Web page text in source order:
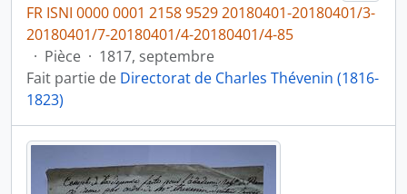
FR ISNI 0000 0001 2158 9529 20180401-20180401/3-
20180401/7-20180401/4-20180401/4-85
· Pièce · 1817, septembre
Fait partie de Directorat de Charles Thévenin (1816-
1823)